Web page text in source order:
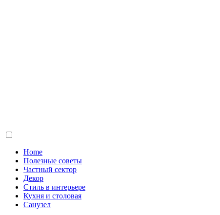
Home
Полезные советы
Частный сектор
Декор
Стиль в интерьере
Кухня и столовая
Санузел